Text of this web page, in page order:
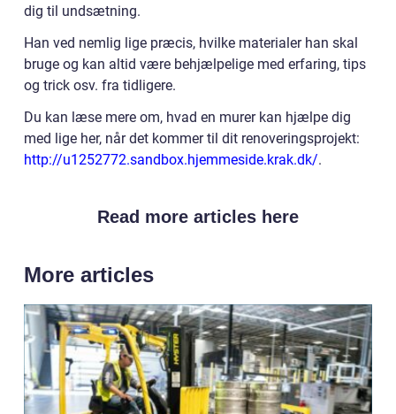
dig til undsætning.
Han ved nemlig lige præcis, hvilke materialer han skal
bruge og kan altid være behjælpelige med erfaring, tips
og trick osv. fra tidligere.
Du kan læse mere om, hvad en murer kan hjælpe dig
med lige her, når det kommer til dit renoveringsprojekt:
http://u1252772.sandbox.hjemmeside.krak.dk/.
Read more articles here
More articles